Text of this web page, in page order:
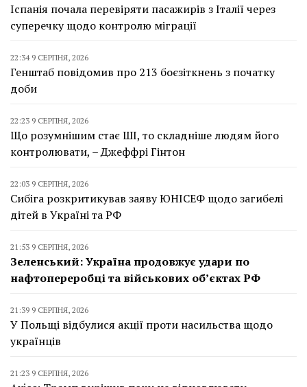
Іспанія почала перевіряти пасажирів з Італії через
суперечку щодо контролю міграції
22:34 9 СЕРПНЯ, 2026
Генштаб повідомив про 213 боєзіткнень з початку
доби
22:23 9 СЕРПНЯ, 2026
Що розумнішим стає ШІ, то складніше людям його
контролювати, – Джеффрі Гінтон
22:03 9 СЕРПНЯ, 2026
Сибіга розкритикував заяву ЮНІСЕФ щодо загибелі
дітей в Україні та РФ
21:53 9 СЕРПНЯ, 2026
Зеленський: Україна продовжує удари по
нафтопереробці та військових об’єктах РФ
21:39 9 СЕРПНЯ, 2026
У Польщі відбулися акції проти насильства щодо
українців
21:23 9 СЕРПНЯ, 2026